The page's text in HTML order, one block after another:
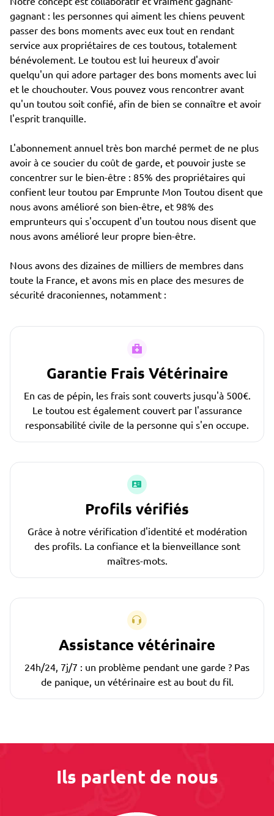
gagnant : les personnes qui aiment les chiens peuvent
passer des bons moments avec eux tout en rendant
service aux propriétaires de ces toutous, totalement
bénévolement. Le toutou est lui heureux d'avoir
quelqu'un qui adore partager des bons moments avec lui
et le chouchouter. Vous pouvez vous rencontrer avant
qu'un toutou soit confié, afin de bien se connaître et avoir
l'esprit tranquille.
L'abonnement annuel très bon marché permet de ne plus
avoir à ce soucier du coût de garde, et pouvoir juste se
concentrer sur le bien-être : 85% des propriétaires qui
confient leur toutou par Emprunte Mon Toutou disent que
nous avons amélioré son bien-être, et 98% des
emprunteurs qui s'occupent d'un toutou nous disent que
nous avons amélioré leur propre bien-être.
Nous avons des dizaines de milliers de membres dans
toute la France, et avons mis en place des mesures de
sécurité draconiennes, notamment :
Garantie Frais Vétérinaire
En cas de pépin, les frais sont couverts jusqu'à 500€.
Le toutou est également couvert par l'assurance
responsabilité civile de la personne qui s'en occupe.
Profils vérifiés
Grâce à notre vérification d'identité et modération
des profils. La confiance et la bienveillance sont
maîtres-mots.
Assistance vétérinaire
24h/24, 7j/7 : un problème pendant une garde ? Pas
de panique, un vétérinaire est au bout du fil.
Ils parlent de nous